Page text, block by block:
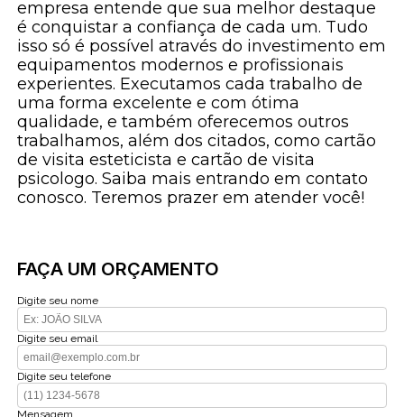
empresa entende que sua melhor destaque
é conquistar a confiança de cada um. Tudo
isso só é possível através do investimento em
equipamentos modernos e profissionais
experientes. Executamos cada trabalho de
uma forma excelente e com ótima
qualidade, e também oferecemos outros
trabalhamos, além dos citados, como cartão
de visita esteticista e cartão de visita
psicologo. Saiba mais entrando em contato
conosco. Teremos prazer em atender você!
FAÇA UM ORÇAMENTO
Digite seu nome
Digite seu email
Digite seu telefone
Mensagem